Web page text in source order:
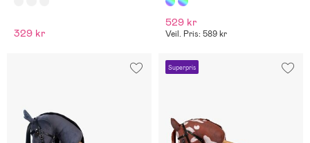
329 kr
529 kr
Veil. Pris: 589 kr
Superpris